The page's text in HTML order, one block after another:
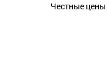
Честные цены